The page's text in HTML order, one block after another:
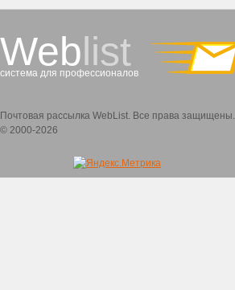
Weblist
система для профессионалов
Почтовая рассылка WebList. Все права защищены.
© 2000-2026